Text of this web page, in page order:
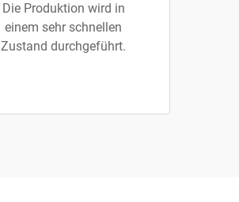
Die Produktion wird in
einem sehr schnellen
Zustand durchgeführt.